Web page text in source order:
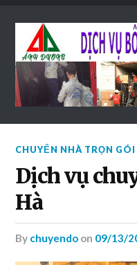
CHUYỂN NHÀ TRỌN GÓI
Dịch vụ
Hà
by chuyendo on 09/13/